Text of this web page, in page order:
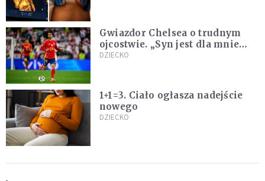
Gwiazdor Chelsea o trudnym
ojcostwie. „Syn jest dla mnie
ważniejszy niż sportowe trofea”
DZIECKO
1+1=3. Ciało ogłasza nadejście
nowego
DZIECKO